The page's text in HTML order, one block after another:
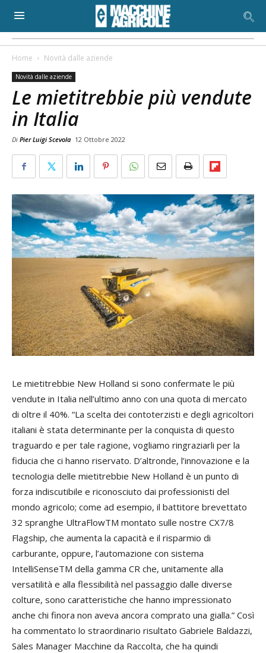
Home Novità dalle aziende
Novità dalle aziende
Le mietitrebbie più vendute
in Italia
Di Pier Luigi Scevola 12 Ottobre 2022
Le mietitrebbie New Holland si sono confermate le più
vendute in Italia nell’ultimo anno con una quota di mercato
di oltre il 40%. “La scelta dei contoterzisti e degli agricoltori
italiani è stata determinante per la conquista di questo
traguardo e per tale ragione, vogliamo ringraziarli per la
fiducia che ci hanno riservato. D’altronde, l’innovazione e la
tecnologia delle mietitrebbie New Holland è un punto di
forza indiscutibile e riconosciuto dai professionisti del
mondo agricolo; come ad esempio, il battitore brevettato
32 spranghe UltraFlowTM montato sulle nostre CX7/8
Flagship, che aumenta la capacità e il risparmio di
carburante, oppure, l’automazione con sistema
IntelliSenseTM della gamma CR che, unitamente alla
versatilità e alla flessibilità nel passaggio dalle diverse
colture, sono caratteristiche che hanno impressionato
anche chi finora non aveva ancora comprato una gialla.” Così
ha commentato lo straordinario risultato Gabriele Baldazzi,
Sales Manager Macchine da Raccolta, che ha quindi